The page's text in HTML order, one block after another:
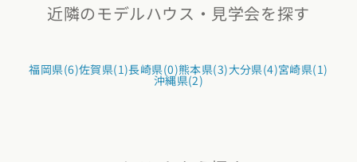
近隣のモデルハウス・見学会を探す
福岡県(6)佐賀県(1)長崎県(0)熊本県(3)大分県(4)宮崎県(1)
沖縄県(2)